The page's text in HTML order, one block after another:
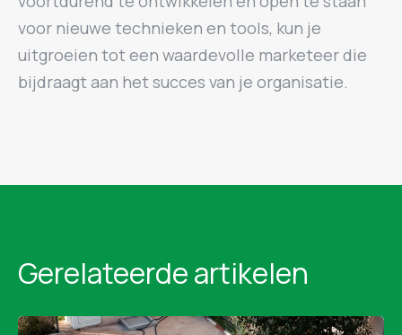
voor nieuwe technieken en tools, kun je
uitgroeien tot een waardevolle marketeer die
bijdraagt aan het succes van je organisatie.
Gerelateerde artikelen